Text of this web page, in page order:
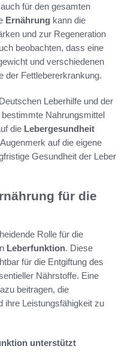
für den gesamten
Ernährung kann die
und zur Regeneration
beobachten, dass eine
und verschiedenen
der Fettlebererkrankung.
Leberhilfe und der
Nahrungsmittel
die Lebergesundheit
auf die eigene
Gesundheit der Leber
für die
Rolle für die
Leberfunktion. Diese
für die Entgiftung des
Nährstoffe. Eine
beitragen, die
ihre Leistungsfähigkeit zu
unterstützt